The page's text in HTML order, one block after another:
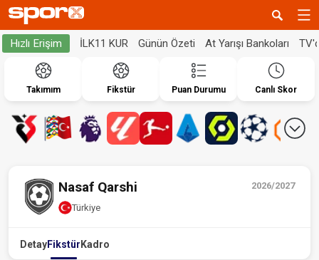
Hızlı Erişim İLK11 KUR Günün Özeti At Yarışı Bankoları
Takımım Fikstür Puan Durumu Canlı Skor
2026/2027
Nasaf Qarshi
Türkiye
DetayFikstür Kadro